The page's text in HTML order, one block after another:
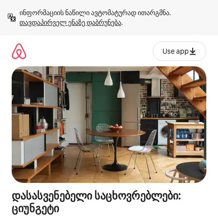
გადასვლა
თავდაპირველ ენაზე დაბრუნება.
Use app
დასასვენებელი საცხოვრებლები:
ციუნგეტი